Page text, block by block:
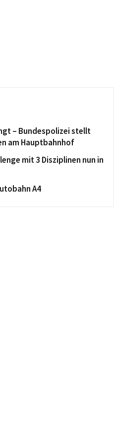
– Bundespolizei stellt
am Hauptbahnhof
mit 3 Disziplinen nun in
A4